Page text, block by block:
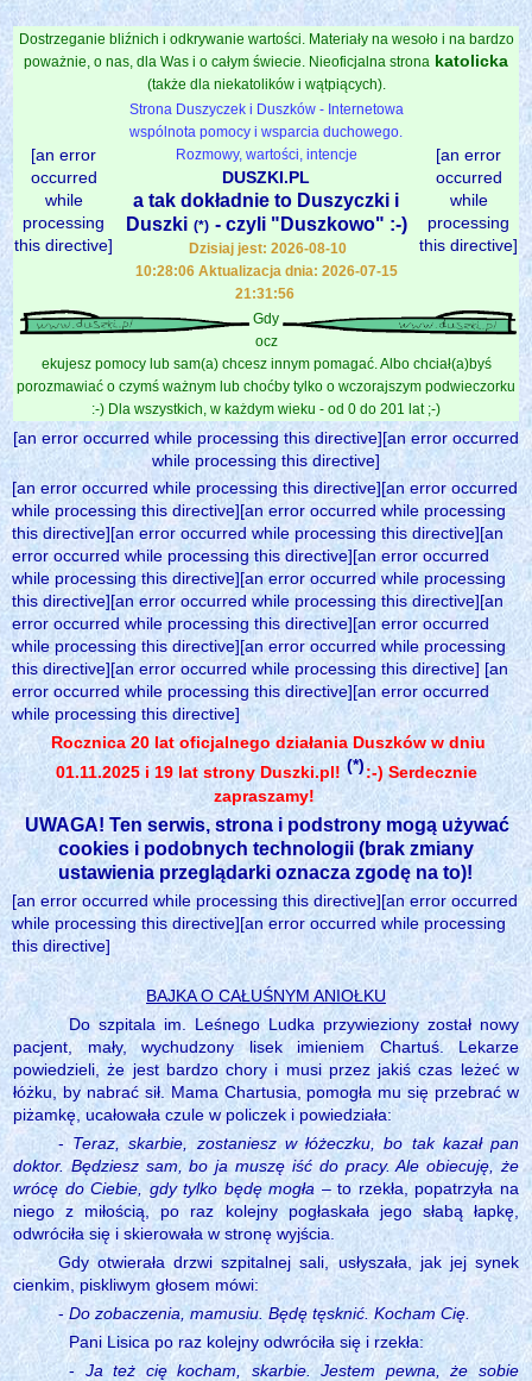
Dostrzeganie bliźnich i odkrywanie wartości. Materiały na wesoło i na bardzo
poważnie, o nas, dla Was i o całym świecie. Nieoficjalna strona katolicka
(także dla niekatolików i wątpiących).
[an error
occurred
while
processing
this directive]
Strona Duszyczek i Duszków - Internetowa
wspólnota pomocy i wsparcia duchowego.
Rozmowy, wartości, intencje
DUSZKI.PL
a tak dokładnie to Duszyczki i
Duszki (*) - czyli "Duszkowo" :-)
Dzisiaj jest: 2026-08-10
10:28:06 Aktualizacja dnia: 2026-07-15
21:31:56
[an error
occurred
while
processing
this directive]
Gdy
ocz
ekujesz pomocy lub sam(a) chcesz innym pomagać. Albo chciał(a)byś
porozmawiać o czymś ważnym lub choćby tylko o wczorajszym podwieczorku
:-) Dla wszystkich, w każdym wieku - od 0 do 201 lat ;-)
[an error occurred while processing this directive][an error occurred
while processing this directive]
[an error occurred while processing this directive][an error occurred
while processing this directive][an error occurred while processing
this directive][an error occurred while processing this directive][an
error occurred while processing this directive][an error occurred
while processing this directive][an error occurred while processing
this directive][an error occurred while processing this directive][an
error occurred while processing this directive][an error occurred
while processing this directive][an error occurred while processing
this directive][an error occurred while processing this directive] [an
error occurred while processing this directive][an error occurred
while processing this directive]
Rocznica 20 lat oficjalnego działania Duszków w dniu
01.11.2025 i 19 lat strony Duszki.pl!(*):-) Serdecznie
zapraszamy!
UWAGA! Ten serwis, strona i podstrony mogą używać
cookies i podobnych technologii (brak zmiany
ustawienia przeglądarki oznacza zgodę na to)!
[an error occurred while processing this directive][an error occurred
while processing this directive][an error occurred while processing
this directive]
BAJKA O CAŁUŚNYM ANIOŁKU
Do szpitala im. Leśnego Ludka przywieziony został nowy
pacjent, mały, wychudzony lisek imieniem Chartuś. Lekarze
powiedzieli, że jest bardzo chory i musi przez jakiś czas leżeć w
łóżku, by nabrać sił. Mama Chartusia, pomogła mu się przebrać w
piżamkę, ucałowała czule w policzek i powiedziała:
- Teraz, skarbie, zostaniesz w łóżeczku, bo tak kazał pan
doktor. Będziesz sam, bo ja muszę iść do pracy. Ale obiecuję, że
wrócę do Ciebie, gdy tylko będę mogła – to rzekła, popatrzyła na
niego z miłością, po raz kolejny pogłaskała jego słabą łapkę,
odwróciła się i skierowała w stronę wyjścia.
Gdy otwierała drzwi szpitalnej sali, usłyszała, jak jej synek
cienkim, piskliwym głosem mówi:
- Do zobaczenia, mamusiu. Będę tęsknić. Kocham Cię.
Pani Lisica po raz kolejny odwróciła się i rzekła:
- Ja też cię kocham, skarbie. Jestem pewna, że sobie